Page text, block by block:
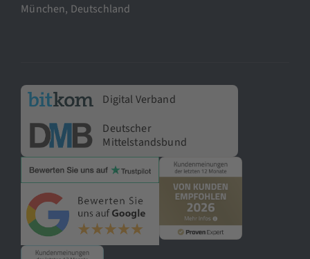
München, Deutschland
Digital Verband
Deutscher
Mittelstandsbund